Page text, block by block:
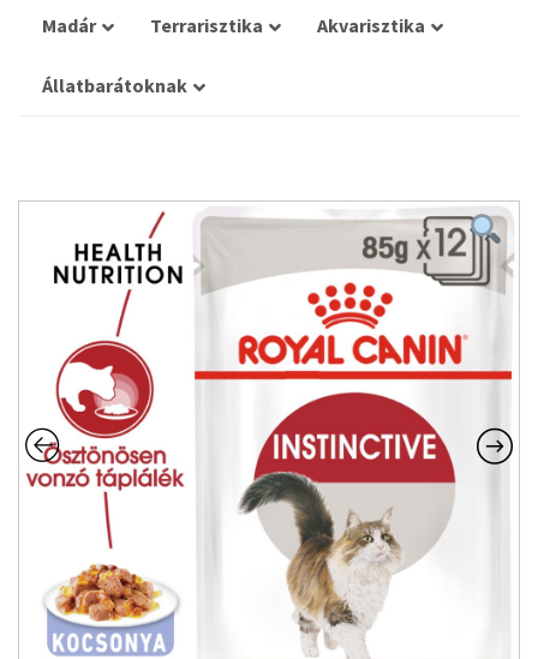
Madár Terrarisztika Akvarisztika
Állatbarátoknak